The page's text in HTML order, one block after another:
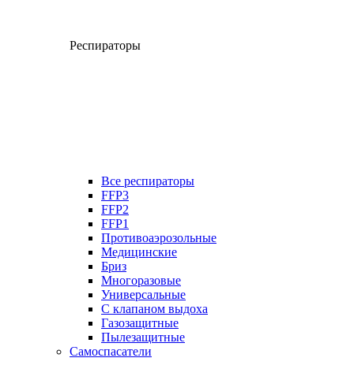
Респираторы
Все респираторы
FFP3
FFP2
FFP1
Противоаэрозольные
Медицинские
Бриз
Многоразовые
Универсальные
С клапаном выдоха
Газозащитные
Пылезащитные
Самоспасатели